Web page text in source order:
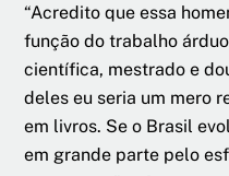
“Acredito que essa
função do trabalho
científica, mestrado e
deles eu seria um mero
em livros. Se o Brasil
em grande parte pelo